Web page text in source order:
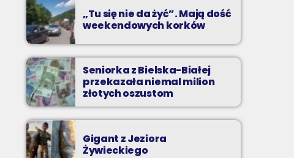
„Tu się nie da żyć”. Mają dość
weekendowych korków
Seniorka z Bielska-Białej
przekazała niemal milion
złotych oszustom
Gigant z Jeziora
Żywieckiego